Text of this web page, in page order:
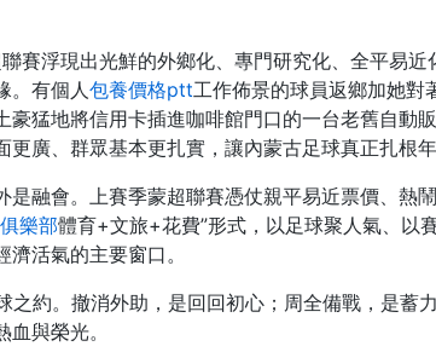
賽浮現出光鮮的外鄉化、專門研究化、全平易
。有個人包養價格ptt工作佈景的球員返鄉加她對
猛地將信用卡插進咖啡館門口的一台老舊自動販
廣、群眾基本更扎實，讓內蒙古足球真正扎根年
是融會。上賽季蒙超聯賽憑仗親平易近票價、熱
樂部體育+文旅+花費”形式，以足球聚人氣、以
活氣的主要窗口。
約。撤消外助，是回回初心；周全備戰，是蓄
與榮光。